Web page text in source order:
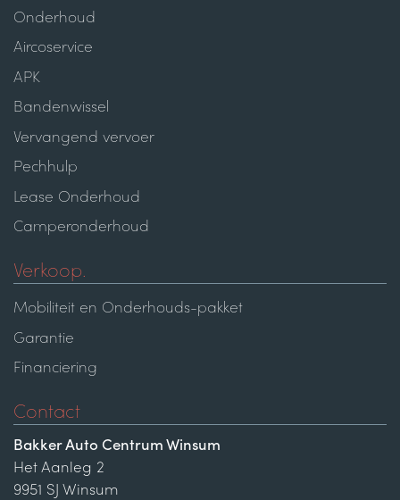
Onderhoud
Aircoservice
APK
Bandenwissel
Vervangend vervoer
Pechhulp
Lease Onderhoud
Camperonderhoud
Verkoop.
Mobiliteit en Onderhouds-pakket
Garantie
Financiering
Contact
Bakker Auto Centrum Winsum
Het Aanleg 2
9951 SJ Winsum